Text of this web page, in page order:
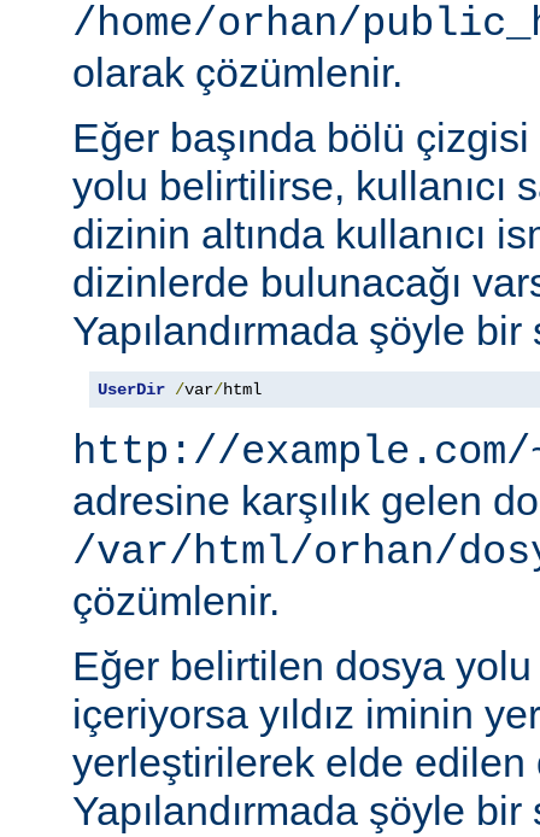
/home/orhan/
olarak çözümlenir.
Eğer başında bölü
yolu belirtilirse, kullanıcı
dizinin altında kullanıcı
dizinlerde bulunacağı
Yapılandırmada şöyle bir
UserDir /var/html
http://example.com/
adresine karşılık gelen
/var/html/orhan/
çözümlenir.
Eğer belirtilen dosya yolu
içeriyorsa yıldız iminin
yerleştirilerek elde edilen
Yapılandırmada şöyle bir